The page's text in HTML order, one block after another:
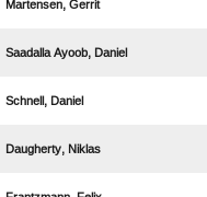
 
  
 
 